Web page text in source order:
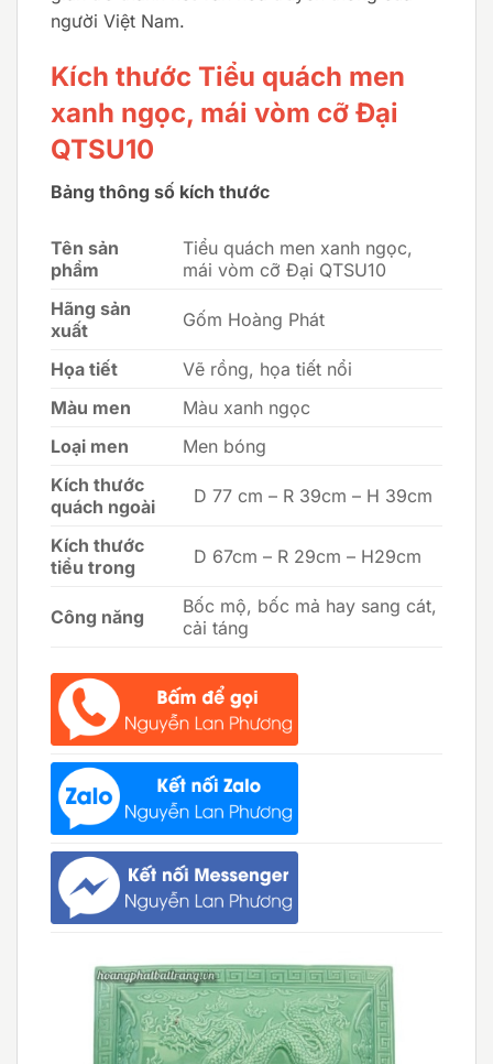
người Việt Nam.
Kích thước Tiểu quách men
xanh ngọc, mái vòm cỡ Đại
QTSU10
Bảng thông số kích thước
Tên sản
phẩm
Tiểu quách men xanh ngọc,
mái vòm cỡ Đại QTSU10
Hãng sản
xuất
Gốm Hoàng Phát
Họa tiết
Vẽ rồng, họa tiết nổi
Màu men
Màu xanh ngọc
Loại men
Men bóng
Kích thước
quách ngoài
D 77 cm – R 39cm – H 39cm
Kích thước
tiểu trong
D 67cm – R 29cm – H29cm
Công năng
Bốc mộ, bốc mả hay sang cát,
cải táng